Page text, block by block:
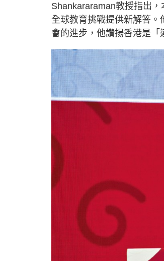
Shankararaman教授指出
全球教育挑戰提供新解答
會的進步，他讚揚香港是「